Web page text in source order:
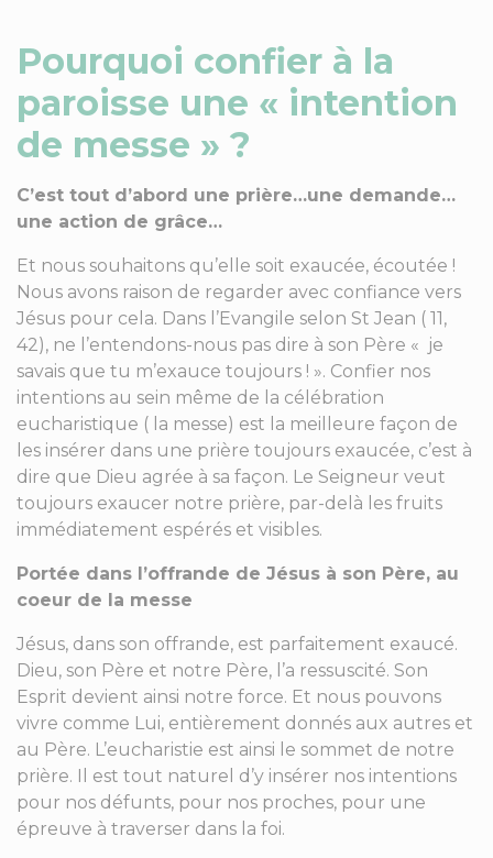
Pourquoi confier à la
paroisse une « intention
de messe » ?
C’est tout d’abord une prière…une demande…
une action de grâce…
Et nous souhaitons qu’elle soit exaucée, écoutée !
Nous avons raison de regarder avec confiance vers
Jésus pour cela. Dans l’Evangile selon St Jean ( 11,
42), ne l’entendons-nous pas dire à son Père « je
savais que tu m’exauce toujours ! ». Confier nos
intentions au sein même de la célébration
eucharistique ( la messe) est la meilleure façon de
les insérer dans une prière toujours exaucée, c’est à
dire que Dieu agrée à sa façon. Le Seigneur veut
toujours exaucer notre prière, par-delà les fruits
immédiatement espérés et visibles.
Portée dans l’offrande de Jésus à son Père, au
coeur de la messe
Jésus, dans son offrande, est parfaitement exaucé.
Dieu, son Père et notre Père, l’a ressuscité. Son
Esprit devient ainsi notre force. Et nous pouvons
vivre comme Lui, entièrement donnés aux autres et
au Père. L’eucharistie est ainsi le sommet de notre
prière. Il est tout naturel d’y insérer nos intentions
pour nos défunts, pour nos proches, pour une
épreuve à traverser dans la foi.